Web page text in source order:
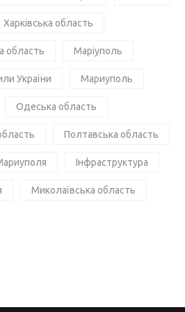
Харківська область
область Маріуполь
України Мариуполь
Одеська область
Полтавська область
Інфраструктура
Миколаївська область